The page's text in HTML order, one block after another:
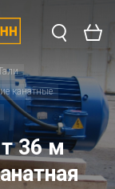
канатные
36 м